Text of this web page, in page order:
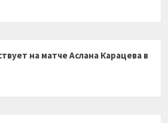
на матче Аслана Карацева в